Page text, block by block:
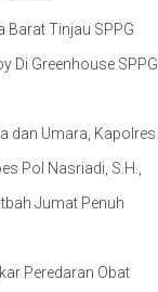
Barat Tinjau SPPG
Di Greenhouse SPPG
dan Umara, Kapolres
Pol Nasriadi, S.H.,
Jumat Penuh
Peredaran Obat